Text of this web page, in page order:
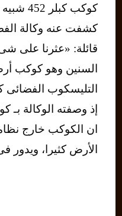
كوكب
قائلة: «عثرنا على
السنين وهو كوكب
التليسكوب الفضائى
ان الكوكب خارج
الأرض كثيرا، ويدور